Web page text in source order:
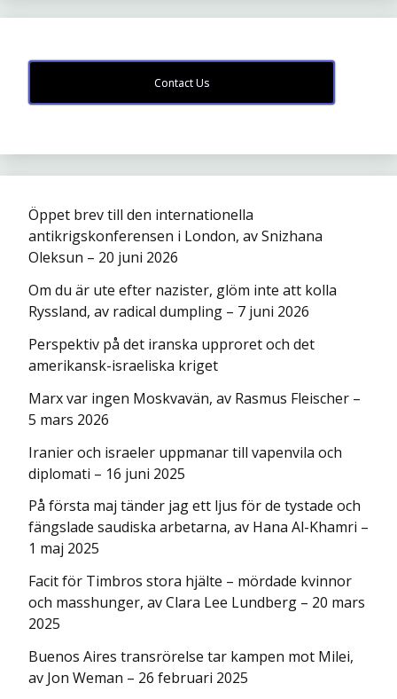
Contact Us
Öppet brev till den internationella
antikrigskonferensen i London, av Snizhana
Oleksun – 20 juni 2026
Om du är ute efter nazister, glöm inte att kolla
Ryssland, av radical dumpling – 7 juni 2026
Perspektiv på det iranska upproret och det
amerikansk-israeliska kriget
Marx var ingen Moskvavän, av Rasmus Fleischer –
5 mars 2026
Iranier och israeler uppmanar till vapenvila och
diplomati – 16 juni 2025
På första maj tänder jag ett ljus för de tystade och
fängslade saudiska arbetarna, av Hana Al-Khamri –
1 maj 2025
Facit för Timbros stora hjälte – mördade kvinnor
och masshunger, av Clara Lee Lundberg – 20 mars
2025
Buenos Aires transrörelse tar kampen mot Milei,
av Jon Weman – 26 februari 2025